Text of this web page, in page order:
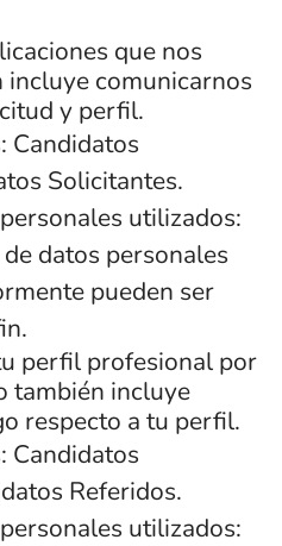
que nos
incluye comunicarnos
y perfil.
Candidatos
Solicitantes.
utilizados:
datos personales
pueden ser
perfil profesional por
también incluye
respecto a tu perfil.
Candidatos
Referidos.
utilizados: